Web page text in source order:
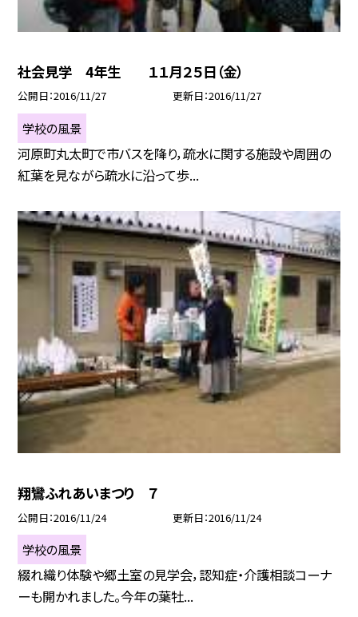
社会見学 4年生 １１月２５日（金）
公開日 2016/11/27 更新日 2016/11/27
学校の風景
河原町丸太町で市バスを降り，疏水に関する施設や周囲の
紅葉を見ながら疏水に沿って歩...
翔鸞ふれあいまつり ７
公開日 2016/11/24 更新日 2016/11/24
学校の風景
綴れ織り体験や郷土室の見学会，認知症・介護相談コーナ
ーも開かれました。今年の葉牡...